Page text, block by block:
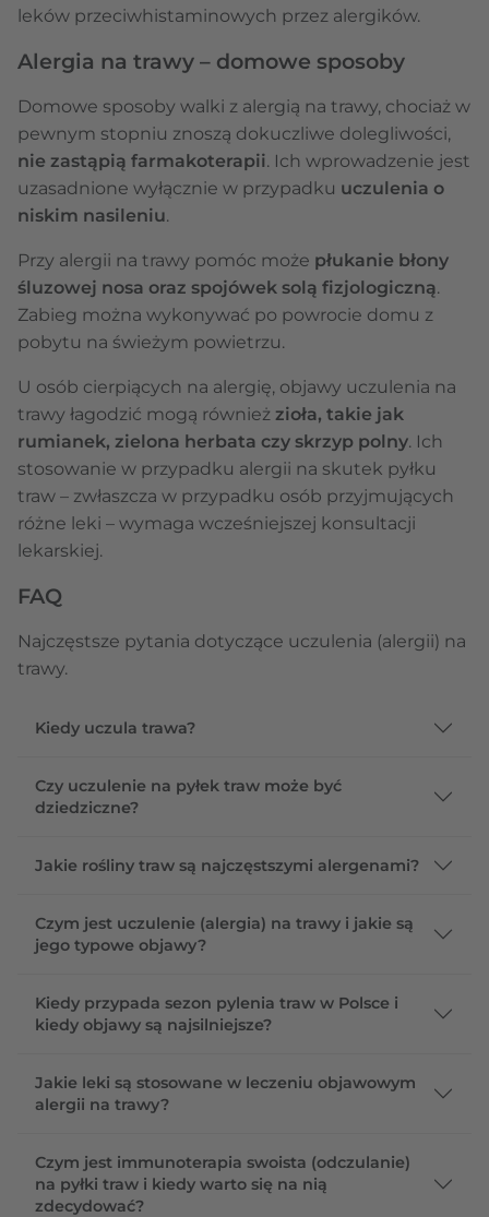
leków przeciwhistaminowych przez alergików.
Alergia na trawy – domowe sposoby
Domowe sposoby walki z alergią na trawy, chociaż w
pewnym stopniu znoszą dokuczliwe dolegliwości,
nie zastąpią farmakoterapii. Ich wprowadzenie jest
uzasadnione wyłącznie w przypadku uczulenia o
niskim nasileniu.
Przy alergii na trawy pomóc może płukanie błony
śluzowej nosa oraz spojówek solą fizjologiczną.
Zabieg można wykonywać po powrocie domu z
pobytu na świeżym powietrzu.
U osób cierpiących na alergię, objawy uczulenia na
trawy łagodzić mogą również zioła, takie jak
rumianek, zielona herbata czy skrzyp polny. Ich
stosowanie w przypadku alergii na skutek pyłku
traw – zwłaszcza w przypadku osób przyjmujących
różne leki – wymaga wcześniejszej konsultacji
lekarskiej.
FAQ
Najczęstsze pytania dotyczące uczulenia (alergii) na
trawy.
Kiedy uczula trawa?
Czy uczulenie na pyłek traw może być
dziedziczne?
Jakie rośliny traw są najczęstszymi alergenami?
Czym jest uczulenie (alergia) na trawy i jakie są
jego typowe objawy?
Kiedy przypada sezon pylenia traw w Polsce i
kiedy objawy są najsilniejsze?
Jakie leki są stosowane w leczeniu objawowym
alergii na trawy?
Czym jest immunoterapia swoista (odczulanie)
na pyłki traw i kiedy warto się na nią
zdecydować?